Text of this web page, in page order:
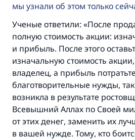
мы узнали об этом только
Ученые ответили: «После
полную стоимость акции:
и прибыль. После этого
изначальную стоимость
владелец, а прибыль
благотворительные нужды,
возникла в результате
Всевышний Аллах по Своей
от этих денег, заменить их
в вашей нужде. Тому, кто
Ответ № 110845